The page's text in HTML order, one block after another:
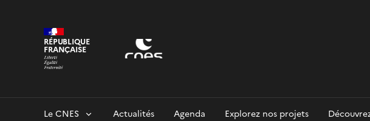
RÉPUBLIQUE
FRANÇAISE
Le CNES Actualités Agenda Explorez nos projets